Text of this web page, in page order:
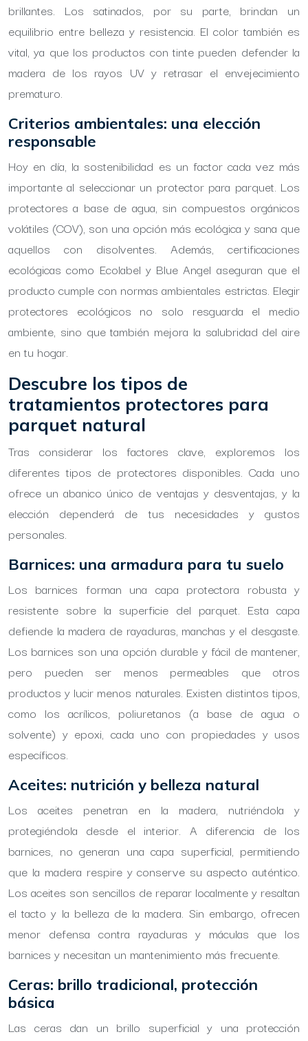
brillantes. Los satinados, por su parte, brindan un
equilibrio entre belleza y resistencia. El color también es
vital, ya que los productos con tinte pueden defender la
madera de los rayos UV y retrasar el envejecimiento
prematuro.
Criterios ambientales: una elección
responsable
Hoy en día, la sostenibilidad es un factor cada vez más
importante al seleccionar un protector para parquet. Los
protectores a base de agua, sin compuestos orgánicos
volátiles (COV), son una opción más ecológica y sana que
aquellos con disolventes. Además, certificaciones
ecológicas como Ecolabel y Blue Angel aseguran que el
producto cumple con normas ambientales estrictas. Elegir
protectores ecológicos no solo resguarda el medio
ambiente, sino que también mejora la salubridad del aire
en tu hogar.
Descubre los tipos de
tratamientos protectores para
parquet natural
Tras considerar los factores clave, exploremos los
diferentes tipos de protectores disponibles. Cada uno
ofrece un abanico único de ventajas y desventajas, y la
elección dependerá de tus necesidades y gustos
personales.
Barnices: una armadura para tu suelo
Los barnices forman una capa protectora robusta y
resistente sobre la superficie del parquet. Esta capa
defiende la madera de rayaduras, manchas y el desgaste.
Los barnices son una opción durable y fácil de mantener,
pero pueden ser menos permeables que otros
productos y lucir menos naturales. Existen distintos tipos,
como los acrílicos, poliuretanos (a base de agua o
solvente) y epoxi, cada uno con propiedades y usos
específicos.
Aceites: nutrición y belleza natural
Los aceites penetran en la madera, nutriéndola y
protegiéndola desde el interior. A diferencia de los
barnices, no generan una capa superficial, permitiendo
que la madera respire y conserve su aspecto auténtico.
Los aceites son sencillos de reparar localmente y resaltan
el tacto y la belleza de la madera. Sin embargo, ofrecen
menor defensa contra rayaduras y máculas que los
barnices y necesitan un mantenimiento más frecuente.
Ceras: brillo tradicional, protección
básica
Las ceras dan un brillo superficial y una protección